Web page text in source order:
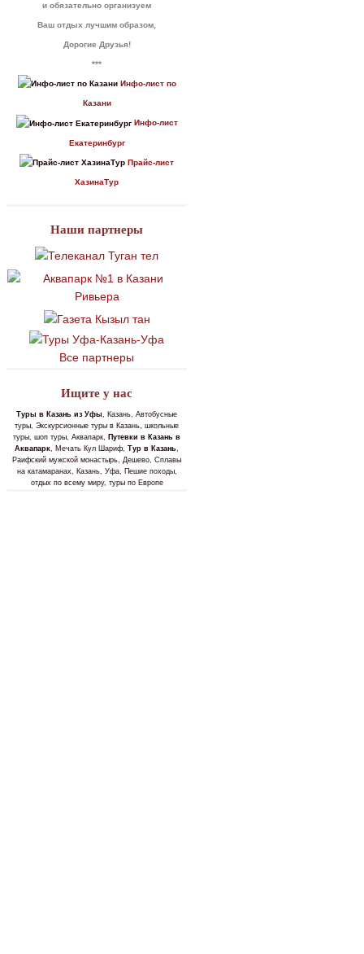
и обязательно организуем
Ваш отдых лучшим образом,
Дорогие Друзья!
***
Инфо-лист по
Казани
Инфо-лист
Екатеринбург
Прайс-лист
ХазинаТур
Наши партнеры
Все партнеры
Ищите у нас
Туры в Казань из Уфы, Казань, Автобусные
туры, Экскурсионные туры в Казань, школьные
туры, шоп туры, Аквапарк, Путевки в Казань в
Аквапарк, Мечать Кул Шариф, Тур в Казань,
Раифский мужской монастырь, Дешево, Сплавы
на катамаранах, Казань, Уфа, Пешие походы,
отдых по всему миру, туры по Европе